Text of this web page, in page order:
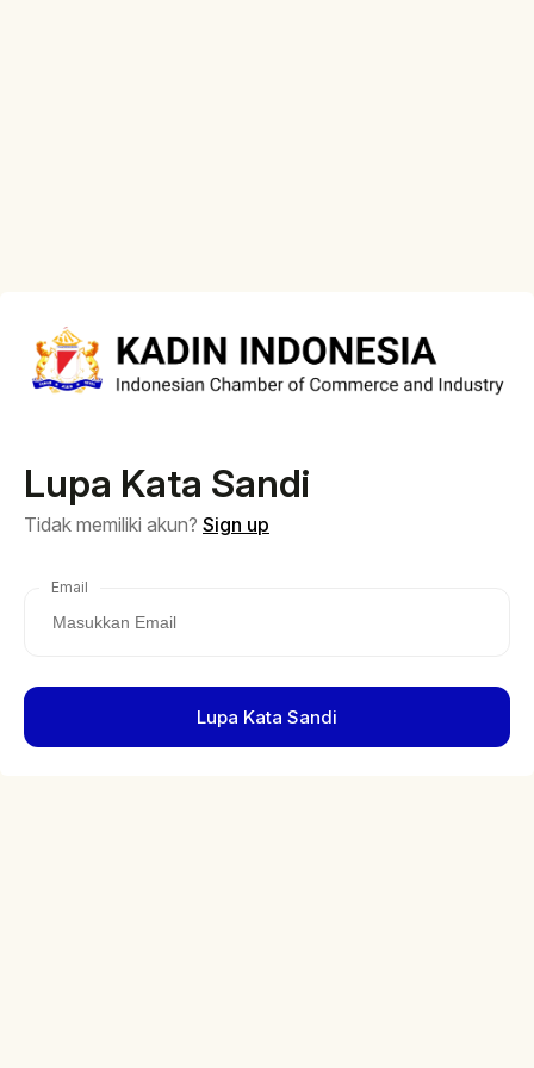
Lupa Kata Sandi
Tidak memiliki akun? Sign up
Email
Lupa Kata Sandi